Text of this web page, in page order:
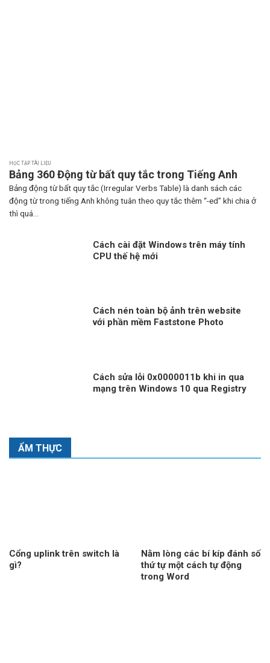
HỌC TẬP TÀI LIỆU
Bảng 360 Động từ bất quy tắc trong Tiếng Anh
Bảng động từ bất quy tắc (Irregular Verbs Table) là danh sách các
động từ trong tiếng Anh không tuân theo quy tắc thêm “-ed” khi chia ở
thì quá...
Cách cài đặt Windows trên máy tính
CPU thế hệ mới
Cách nén toàn bộ ảnh trên website
với phần mềm Faststone Photo
Cách sửa lỗi 0x0000011b khi in qua
mạng trên Windows 10 qua Registry
ẨM THỰC
Cổng uplink trên switch là
gì?
Nằm lòng các bí kíp đánh số
thứ tự một cách tự động
trong Word